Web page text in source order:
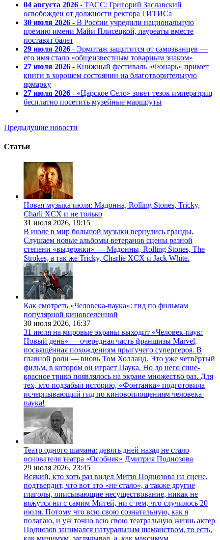
04 августа 2026 - ТАСС: Григорий Заславский
освобожден от должности ректора ГИТИСа
30 июля 2026 - В России учредили национальную
премию имени Майи Плисецкой, лауреаты вместе
поставят балет
29 июля 2026 - Эрмитаж защитится от самозванцев —
его имя стало «общеизвестным товарным знаком»
27 июля 2026 - Книжный фестиваль «Фонарь» примет
книги в хорошем состоянии на благотворительную
ярмарку
27 июля 2026 - «Царское Село» зовет тезок императриц
бесплатно посетить музейные маршруты
Предыдущие новости
Статьи
Новая музыка июля: Мадонна, Rolling Stones, Tricky,
Charli XCX и не только
31 июля 2026, 19:15
В июле в мир большой музыки вернулись гранды.
Слушаем новые альбомы ветеранов сцены разной
степени «выдержки» — Мадонны, Rolling Stones, The
Strokes, а так же Tricky, Charlie XCX и Jack White.
Как смотреть «Человека-паука»: гид по фильмам
популярной киновселенной
30 июля 2026, 16:37
31 июля на мировые экраны выходит «Человек-паук:
Новый день» — очередная часть франшизы Marvel,
посвящённая похождениям прыгучего супергероя. В
главной роли — вновь Том Холланд. Это уже четвёртый
фильм, в котором он играет Паука. Но до него сине-
красное трико появлялось на экране множество раз. Для
тех, кто подзабыл историю, «Фонтанка» подготовила
исчерпывающий гид по киновоплощениям человека-
паука!
Театр одного шамана: девять дней назад не стало
основателя театра «Особняк» Дмитрия Поднозова
29 июля 2026, 23:45
Всякий, кто хоть раз видел Митю Поднозова на сцене,
подтвердит, что вот это «не стало», а также другие
глаголы, описывающие несуществование, никак не
вяжутся ни с самим Митей, ни с тем, что случилось 20
июля. Потому что всю свою сознательную, как я
полагаю, и уж точно всю свою театральную жизнь актер
Поднозов занимался натуральным шаманством, то есть,
как минимум, заглядывал, а, как максимум,